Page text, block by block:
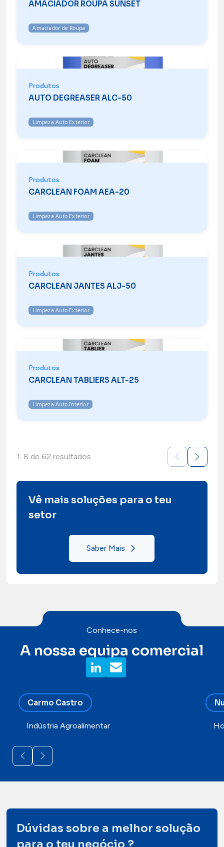
AMACIADOR ROUPA SUNSET
Amaciador de Roupa
Produtos
AUTO DEGREASER ALC-50
Limpeza Auto Exterior
Produtos
CARCLEAN FOAM AEA-20
Limpeza Auto Exterior
Produtos
CARCLEAN JANTES ALJ-50
Limpeza Auto Exterior
Produtos
CARCLEAN TABLIERS ALT-25
Limpeza Auto Interior
1-8 de 62 resultados
Vê mais soluções para o teu
setor
Saber Mais
Conhece-nos
A nossa equipa comercial
Carmo Castro
Indústria Agroalimentar
Dúvidas sobre a melhor solução
para o teu negócio ?